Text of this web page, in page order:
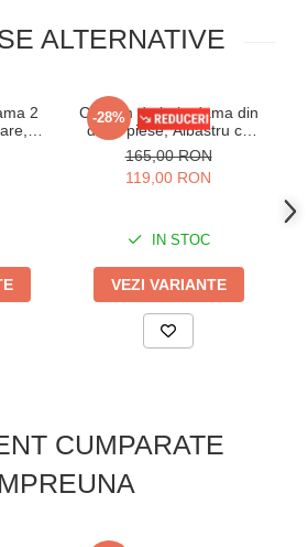
ALTERNATIVE
2
-28%
Costum de baie dama din
doua piese, Albastru cu
imprimeu floral exotic, Slip
cu talie inalta si snururi
laterale
165,00 RON
119,00 RON
IN STOC
VEZI VARIANTE
CUMPARATE